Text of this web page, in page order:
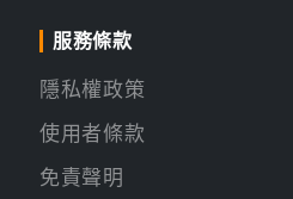
服務條款
隱私權政策
使用者條款
免責聲明